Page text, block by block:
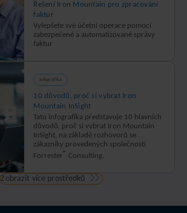
Řešení Iron Mountain pro zpracování
faktur
Vylepšete své účetní operace pomocí
zabezpečené a automatizované správy
faktur
Infografika
10 důvodů, proč si vybrat Iron
Mountain InSight
Tato infografika představuje 10 hlavních
důvodů, proč si vybrat Iron Mountain
InSight, na základě rozhovorů se
zákazníky provedených společností
Forrester® Consulting.
Zobrazit více prostředků